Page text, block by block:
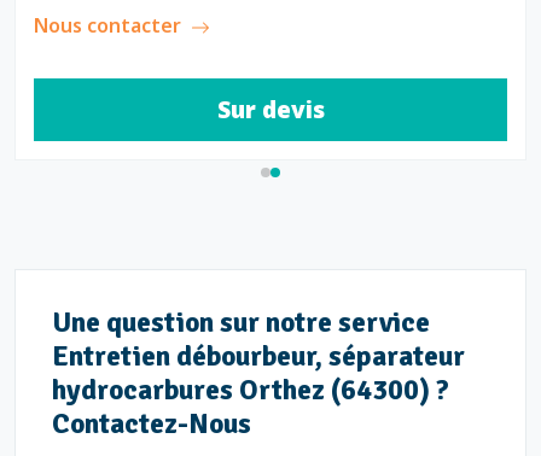
Nous contacter
Sur devis
Une question sur notre service
Entretien débourbeur, séparateur
hydrocarbures Orthez (64300) ?
Contactez-Nous